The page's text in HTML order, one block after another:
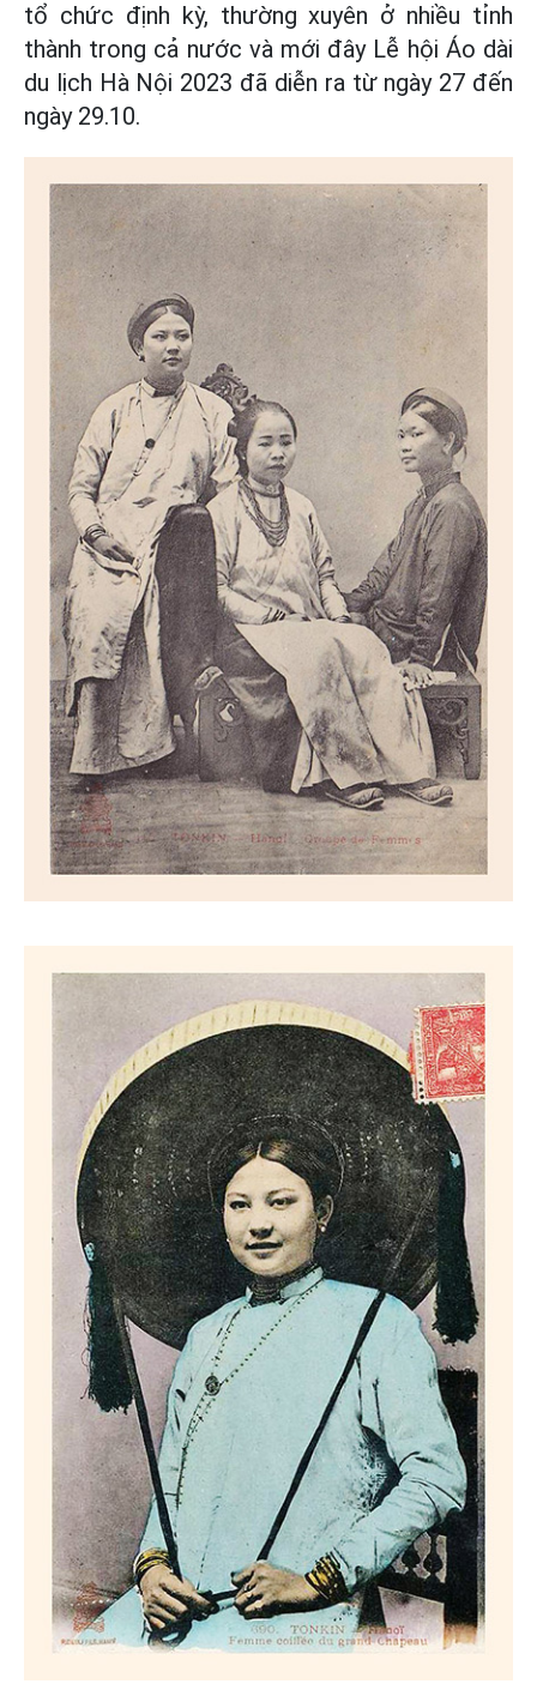
tổ chức định kỳ, thường xuyên ở nhiều tỉnh
thành trong cả nước và mới đây Lễ hội Áo dài
du lịch Hà Nội 2023 đã diễn ra từ ngày 27 đến
ngày 29.10.